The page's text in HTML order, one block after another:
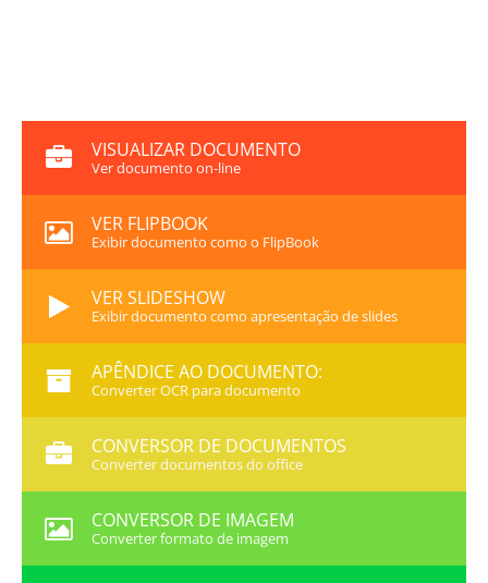
VISUALIZAR DOCUMENTO
Ver documento on-line
VER FLIPBOOK
Exibir documento como o FlipBook
VER SLIDESHOW
Exibir documento como apresentação de slides
APÊNDICE AO DOCUMENTO:
Converter OCR para documento
CONVERSOR DE DOCUMENTOS
Converter documentos do office
CONVERSOR DE IMAGEM
Converter formato de imagem